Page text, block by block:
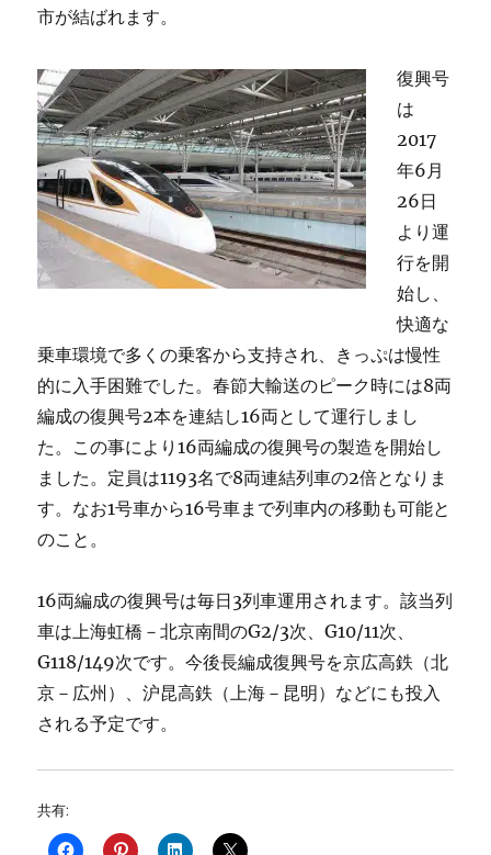
陵」
む
に
市が結ばれます。
復興号
は
2017
年6月
26日
より運
行を開
始し、
快適な
乗車環境で多くの乗客から支持され、きっぷは慢性
的に入手困難でした。春節大輸送のピーク時には8両
編成の復興号2本を連結し16両として運行しまし
た。この事により16両編成の復興号の製造を開始し
ました。定員は1193名で8両連結列車の2倍となりま
す。なお1号車から16号車まで列車内の移動も可能と
のこと。
16両編成の復興号は毎日3列車運用されます。該当列
車は上海虹橋－北京南間のG2/3次、G10/11次、
G118/149次です。今後長編成復興号を京広高鉄（北
京－広州）、沪昆高鉄（上海－昆明）などにも投入
される予定です。
共有: